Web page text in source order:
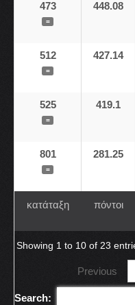
κατάταξη πόντοι
473
=
448.08
512
=
427.14
525
=
419.1
801
=
281.25
Showing 1 to 10 of 23
Previous
Search: